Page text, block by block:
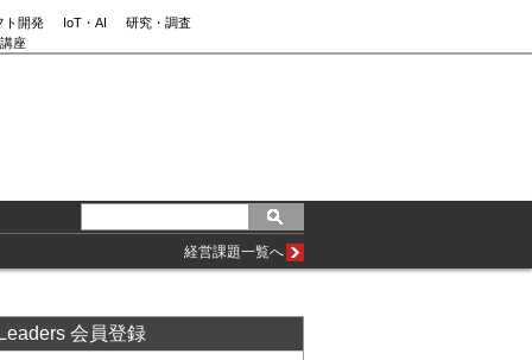
ト開発 IoT・AI
研究・調査
座
経営課題一覧へ
会員登録